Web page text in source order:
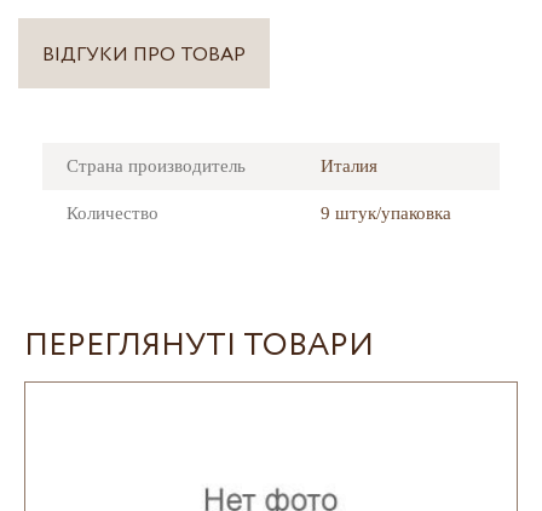
ВІДГУКИ ПРО ТОВАР
Страна производитель Италия
Количество 9 штук/упаковка
ПЕРЕГЛЯНУТІ ТОВАРИ